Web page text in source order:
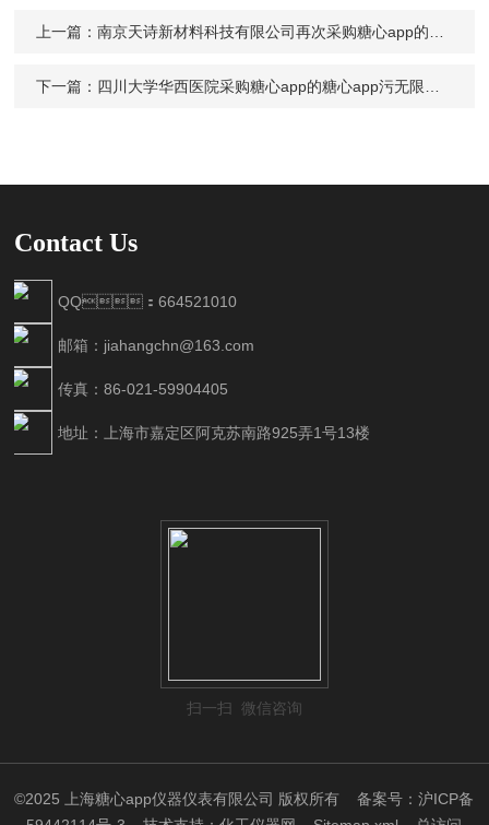
上一篇：南京天诗新材料科技有限公司再次采购糖心app的糖心app污无限制观看版下载Digipol-M70
下一篇： 四川大学华西医院采购糖心app的糖心app污无限制观看版下载Digipol-M70
Contact Us
QQ：664521010
邮箱：jiahangchn@163.com
传真：86-021-59904405
地址：上海市嘉定区阿克苏南路925弄1号13楼
扫一扫 微信咨询
©2025 上海糖心app仪器仪表有限公司 版权所有备案号：沪ICP备